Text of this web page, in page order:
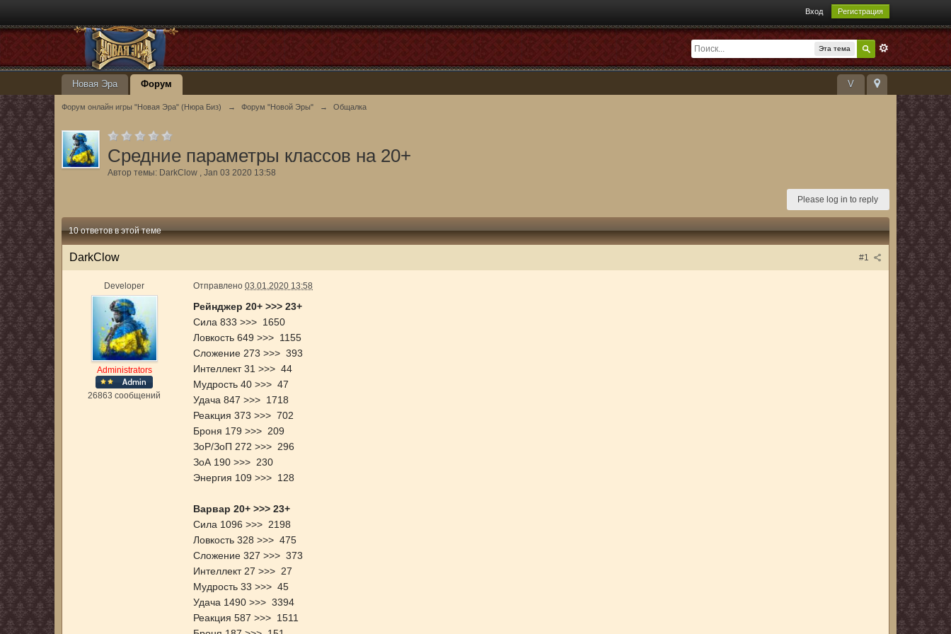
Вход Регистрация
Эта тема
V
Новая Эра Форум
Форум онлайн игры "Новая Эра" (Нюра Биз) → Форум "Новой Эры" → Общалка
Средние параметры классов на 20+
Автор темы: DarkClow ,Jan 03 2020 13:58
Please log in to reply
10 ответов в этой теме
#1
DarkClow
Developer
Administrators
26863 сообщений
Отправлено03.01.2020 13:58
Рейнджер 20+ >>> 23+
Сила 833 >>> 1650
Ловкость 649 >>> 1155
Сложение 273 >>> 393
Интеллект 31 >>> 44
Мудрость 40 >>> 47
Удача 847 >>> 1718
Реакция 373 >>> 702
Броня 179 >>> 209
ЗоР/ЗоП 272 >>> 296
ЗоА 190 >>> 230
Энергия 109 >>> 128
Варвар 20+ >>> 23+
Сила 1096 >>> 2198
Ловкость 328 >>> 475
Сложение 327 >>> 373
Интеллект 27 >>> 27
Мудрость 33 >>> 45
Удача 1490 >>> 3394
Реакция 587 >>> 1511